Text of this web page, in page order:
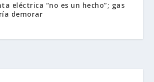
eléctrica “no es un hecho”; gas
demorar